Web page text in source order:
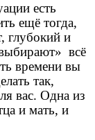
есть
ещё тогда,
глубокий и
всё
времени вы
так,
вас. Одна из
и мать, и